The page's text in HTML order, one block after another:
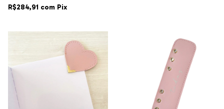
R$284,91 com Pix